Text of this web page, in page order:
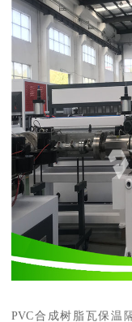
PVC合成树脂瓦保温